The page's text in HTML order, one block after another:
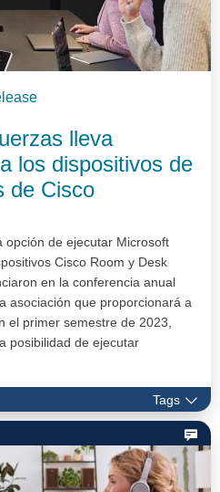
lleva
los dispositivos de
de Cisco
opción de ejecutar Microsoft
Cisco Room y Desk
en la conferencia anual
asociación que proporcionará a
el primer semestre de 2023,
posibilidad de ejecutar
Tags